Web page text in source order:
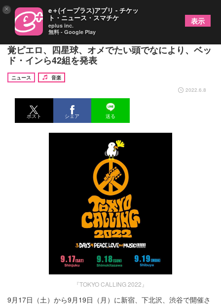
『TOKYO CALLING 2022』第三弾出演者として感
覚ピエロ、四星球、オメでたい頭でなにより、ベッ
ド・インら42組を発表
ニュース
音楽
2022.6.8
ポスト シェア 送る
『TOKYO CALLING 2022』
9月17日（土）から9月19日（月）に新宿、下北沢、渋谷で開催さ
× e＋(イープラス)アプリ - チケッ
ト・ニュース・スマチケ
eplus inc.
無料 - Google Play
表示